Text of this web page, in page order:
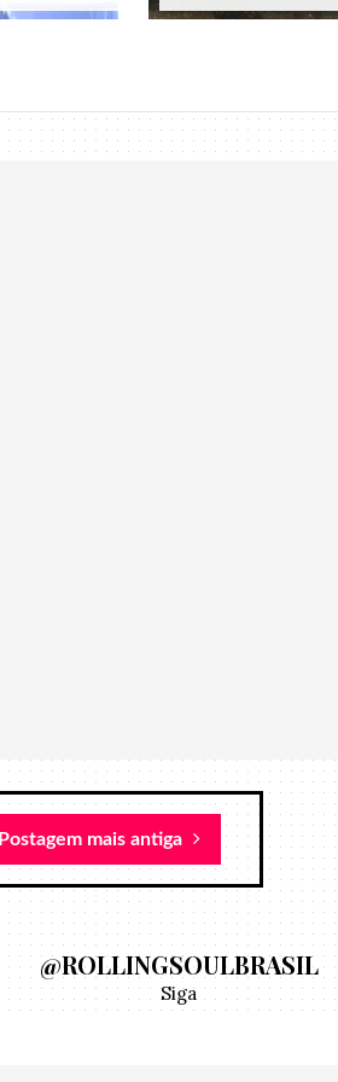
Postagem mais antiga
@ROLLINGSOULBRASIL
Siga